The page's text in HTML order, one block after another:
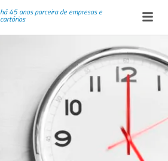
há 45 anos parceira de empresas e
cartórios